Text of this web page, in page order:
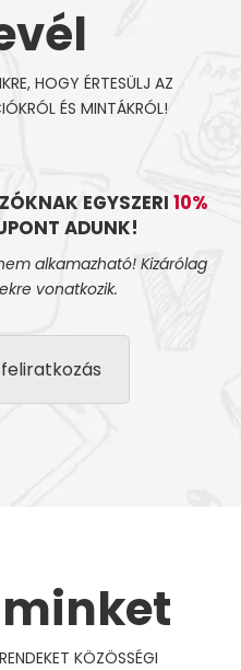
HOGY ÉRTESÜLJ AZ
ÉS MINTÁKRÓL!
EGYSZERI 10%
ADUNK!
alkamazható! Kizárólag
vonatkozik.
KÖZÖSSÉGI